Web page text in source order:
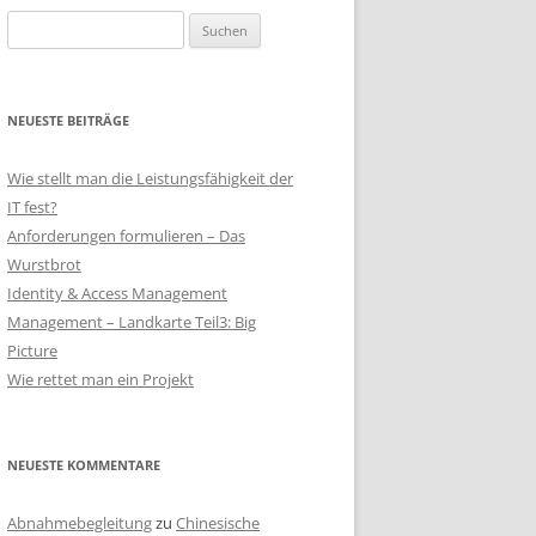
nach:
NEUESTE BEITRÄGE
Wie stellt man die Leistungsfähigkeit der
IT fest?
Anforderungen formulieren – Das
Wurstbrot
Identity & Access Management
Management – Landkarte Teil3: Big
Picture
Wie rettet man ein Projekt
NEUESTE KOMMENTARE
Abnahmebegleitungzu Chinesische